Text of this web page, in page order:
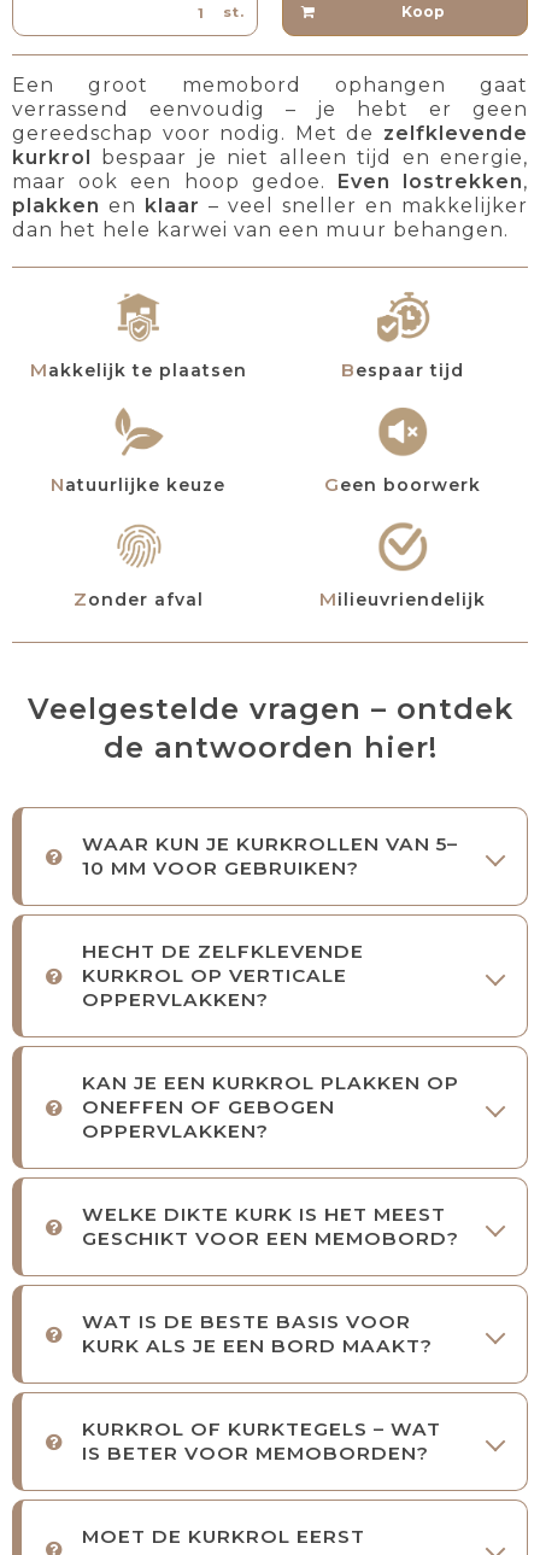
st. Koop
Een groot memobord ophangen gaat
verrassend eenvoudig – je hebt er geen
gereedschap voor nodig. Met de zelfklevende
kurkrol bespaar je niet alleen tijd en energie,
maar ook een hoop gedoe. Even lostrekken,
plakken en klaar – veel sneller en makkelijker
dan het hele karwei van een muur behangen.
Makkelijk te plaatsen Bespaar tijd
Natuurlijke keuze Geen boorwerk
Zonder afval Milieuvriendelijk
Veelgestelde vragen – ontdek
de antwoorden hier!
WAAR KUN JE KURKROLLEN VAN 5–
10 MM VOOR GEBRUIKEN?
HECHT DE ZELFKLEVENDE
KURKROL OP VERTICALE
OPPERVLAKKEN?
KAN JE EEN KURKROL PLAKKEN OP
ONEFFEN OF GEBOGEN
OPPERVLAKKEN?
WELKE DIKTE KURK IS HET MEEST
GESCHIKT VOOR EEN MEMOBORD?
WAT IS DE BESTE BASIS VOOR
KURK ALS JE EEN BORD MAAKT?
KURKROL OF KURKTEGELS – WAT
IS BETER VOOR MEMOBORDEN?
MOET DE KURKROL EERST